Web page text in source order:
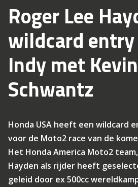
Roger Lee
wildcard
Indy met Kevin
Schwantz
Honda USA heeft een wildcard
voor de Moto2 race van de
Het Honda America Moto2
Hayden als rijder heeft
geleid door ex 500cc